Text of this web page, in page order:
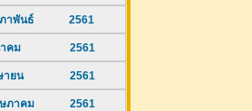
ภาพันธ์ 2561
าคม 2561
ษายน 2561
ษภาคม 2561